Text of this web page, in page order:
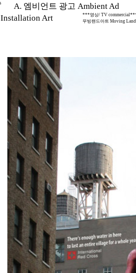
A. 엠비언트 광고 Ambient Ad
Art
***영상/ TV
무빙랜드아트 Moving